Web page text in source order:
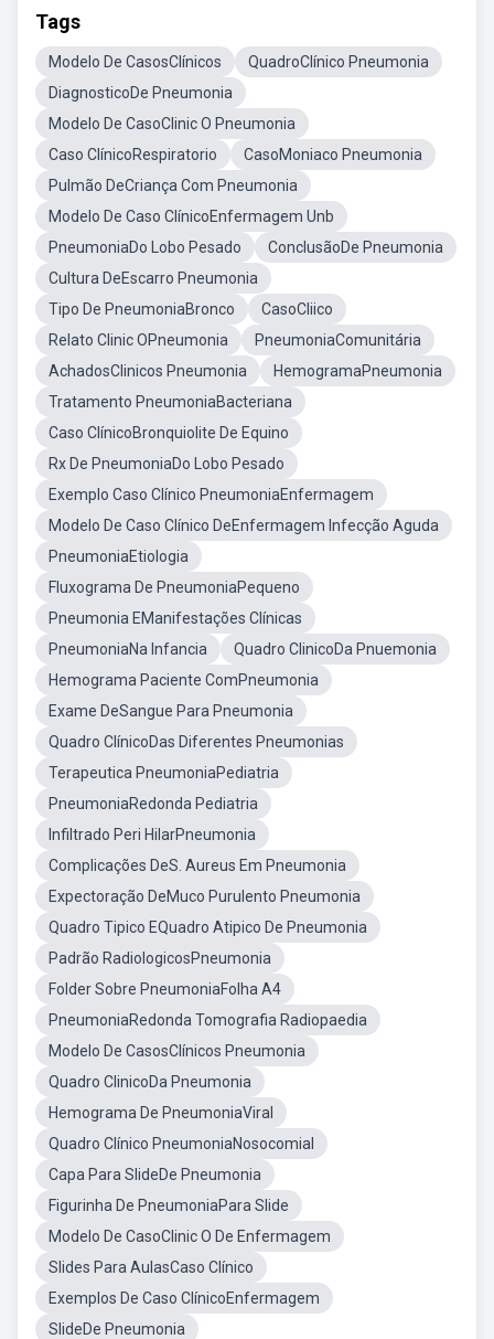
Tags
Modelo De CasosClínicos
QuadroClínico Pneumonia
DiagnosticoDe Pneumonia
Modelo De CasoClinic O Pneumonia
Caso ClínicoRespiratorio
CasoMoniaco Pneumonia
Pulmão DeCriança Com Pneumonia
Modelo De Caso ClínicoEnfermagem Unb
PneumoniaDo Lobo Pesado
ConclusãoDe Pneumonia
Cultura DeEscarro Pneumonia
Tipo De PneumoniaBronco
CasoCliico
Relato Clinic OPneumonia
PneumoniaComunitária
AchadosClinicos Pneumonia
HemogramaPneumonia
Tratamento PneumoniaBacteriana
Caso ClínicoBronquiolite De Equino
Rx De PneumoniaDo Lobo Pesado
Exemplo Caso Clínico PneumoniaEnfermagem
Modelo De Caso Clínico DeEnfermagem Infecção Aguda
PneumoniaEtiologia
Fluxograma De PneumoniaPequeno
Pneumonia EManifestações Clínicas
PneumoniaNa Infancia
Quadro ClinicoDa Pnuemonia
Hemograma Paciente ComPneumonia
Exame DeSangue Para Pneumonia
Quadro ClínicoDas Diferentes Pneumonias
Terapeutica PneumoniaPediatria
PneumoniaRedonda Pediatria
Infiltrado Peri HilarPneumonia
Complicações DeS. Aureus Em Pneumonia
Expectoração DeMuco Purulento Pneumonia
Quadro Tipico EQuadro Atipico De Pneumonia
Padrão RadiologicosPneumonia
Folder Sobre PneumoniaFolha A4
PneumoniaRedonda Tomografia Radiopaedia
Modelo De CasosClínicos Pneumonia
Quadro ClinicoDa Pneumonia
Hemograma De PneumoniaViral
Quadro Clínico PneumoniaNosocomial
Capa Para SlideDe Pneumonia
Figurinha De PneumoniaPara Slide
Modelo De CasoClinic O De Enfermagem
Slides Para AulasCaso Clínico
Exemplos De Caso ClínicoEnfermagem
SlideDe Pneumonia